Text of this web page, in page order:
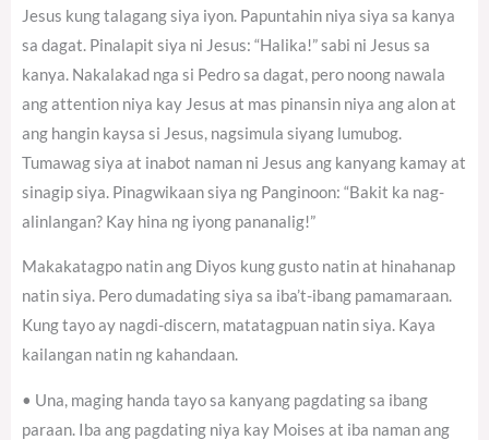
Jesus kung talagang siya iyon. Papuntahin niya siya sa kanya
sa dagat. Pinalapit siya ni Jesus: “Halika!” sabi ni Jesus sa
kanya. Nakalakad nga si Pedro sa dagat, pero noong nawala
ang attention niya kay Jesus at mas pinansin niya ang alon at
ang hangin kaysa si Jesus, nagsimula siyang lumubog.
Tumawag siya at inabot naman ni Jesus ang kanyang kamay at
sinagip siya. Pinagwikaan siya ng Panginoon: “Bakit ka nag-
alinlangan? Kay hina ng iyong pananalig!”
Makakatagpo natin ang Diyos kung gusto natin at hinahanap
natin siya. Pero dumadating siya sa iba’t-ibang pamamaraan.
Kung tayo ay nagdi-discern, matatagpuan natin siya. Kaya
kailangan natin ng kahandaan.
• Una, maging handa tayo sa kanyang pagdating sa ibang
paraan. Iba ang pagdating niya kay Moises at iba naman ang